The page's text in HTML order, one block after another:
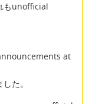
もunofficial
at
た。